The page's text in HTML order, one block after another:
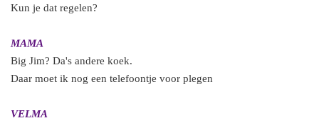
Kun je dat regelen?
MAMA
Big Jim? Da's andere koek.
Daar moet ik nog een telefoontje voor plegen
VELMA